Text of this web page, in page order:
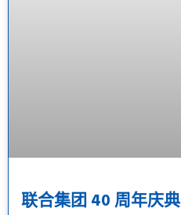
联合集团 40 周年庆典